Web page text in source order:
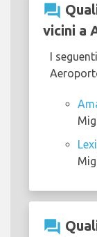
question_answer
vicini a
I
question_answer